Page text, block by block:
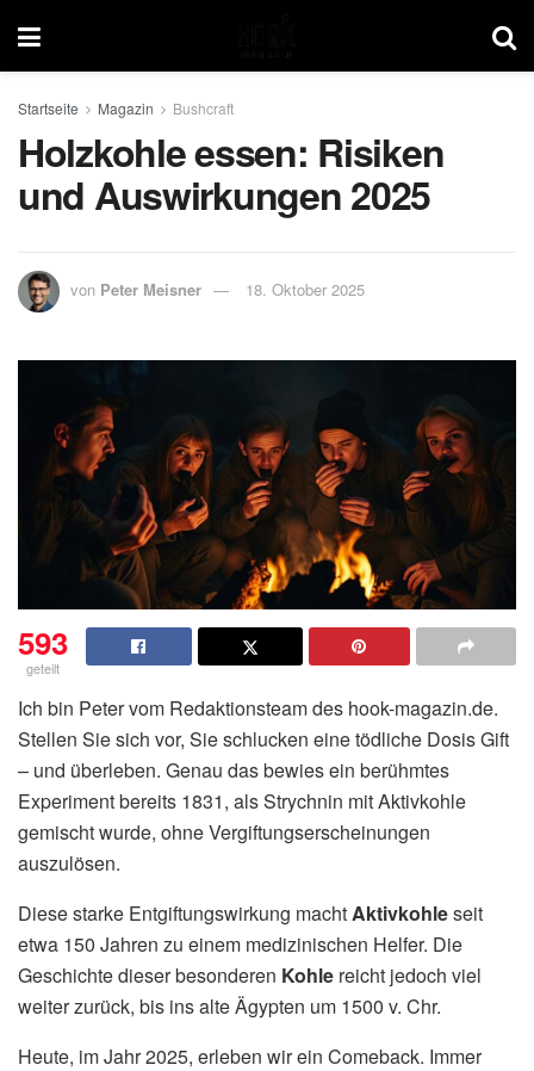
Startseite Magazin Bushcraft
Holzkohle essen: Risiken
und Auswirkungen 2025
von Peter Meisner 18. Oktober 2025
593
geteilt
Ich bin Peter vom Redaktionsteam des hook-magazin.de.
Stellen Sie sich vor, Sie schlucken eine tödliche Dosis Gift
– und überleben. Genau das bewies ein berühmtes
Experiment bereits 1831, als Strychnin mit Aktivkohle
gemischt wurde, ohne Vergiftungserscheinungen
auszulösen.
Diese starke Entgiftungswirkung machtAktivkohleseit
etwa 150 Jahren zu einem medizinischen Helfer. Die
Geschichte dieser besonderen Kohle reicht jedoch viel
weiter zurück, bis ins alte Ägypten um 1500 v. Chr.
Heute, im Jahr 2025, erleben wir ein Comeback. Immer